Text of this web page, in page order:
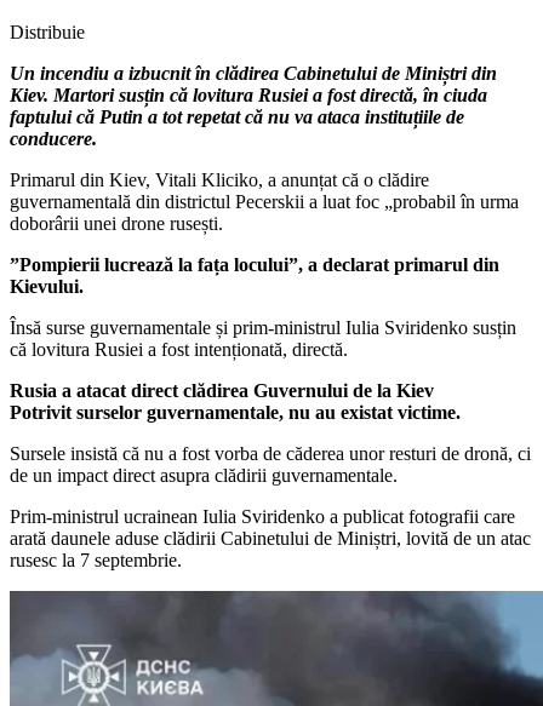
Distribuie
Un incendiu a izbucnit în clădirea Cabinetului de Miniștri din
Kiev. Martori susțin că lovitura Rusiei a fost directă, în ciuda
faptului că Putin a tot repetat că nu va ataca instituțiile de
conducere.
Primarul din Kiev, Vitali Kliciko, a anunțat că o clădire
guvernamentală din districtul Pecerskii a luat foc „probabil în urma
doborârii unei drone rusești.
”Pompierii lucrează la fața locului”, a declarat primarul din
Kievului.
Însă surse guvernamentale și prim-ministrul Iulia Sviridenko susțin
că lovitura Rusiei a fost intenționată, directă.
Rusia a atacat direct clădirea Guvernului de la Kiev
Potrivit surselor guvernamentale, nu au existat victime.
Sursele insistă că nu a fost vorba de căderea unor resturi de dronă, ci
de un impact direct asupra clădirii guvernamentale.
Prim-ministrul ucrainean Iulia Sviridenko a publicat fotografii care
arată daunele aduse clădirii Cabinetului de Miniștri, lovită de un atac
rusesc la 7 septembrie.